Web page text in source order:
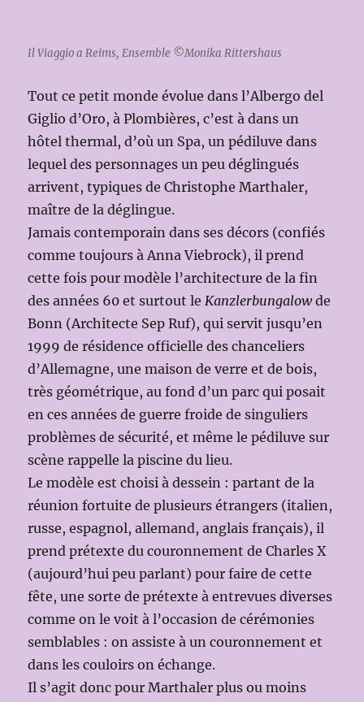
Il Viaggio a Reims, Ensemble ©Monika Rittershaus
Tout ce petit monde évolue dans l’Albergo del
Giglio d’Oro, à Plombières, c’est à dans un
hôtel thermal, d’où un Spa, un pédiluve dans
lequel des personnages un peu déglingués
arrivent, typiques de Christophe Marthaler,
maître de la déglingue.
Jamais contemporain dans ses décors (confiés
comme toujours à Anna Viebrock), il prend
cette fois pour modèle l’architecture de la fin
des années 60 et surtout leKanzlerbungalowde
Bonn (Architecte Sep Ruf), qui servit jusqu’en
1999 de résidence officielle des chanceliers
d’Allemagne, une maison de verre et de bois,
très géométrique, au fond d’un parc qui posait
en ces années de guerre froide de singuliers
problèmes de sécurité, et même le pédiluve sur
scène rappelle la piscine du lieu.
Le modèle est choisi à dessein : partant de la
réunion fortuite de plusieurs étrangers (italien,
russe, espagnol, allemand, anglais français), il
prend prétexte du couronnement de Charles X
(aujourd’hui peu parlant) pour faire de cette
fête, une sorte de prétexte à entrevues diverses
comme on le voit à l’occasion de cérémonies
semblables : on assiste à un couronnement et
dans les couloirs on échange.
Il s’agit donc pour Marthaler plus ou moins